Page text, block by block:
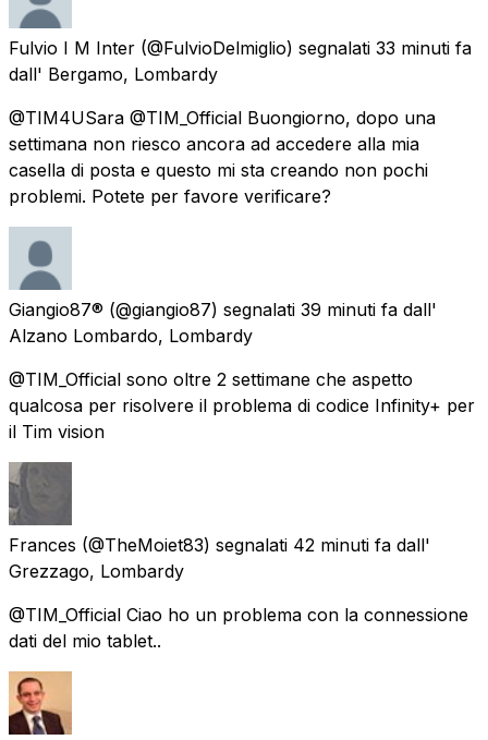
Fulvio I M Inter (@FulvioDelmiglio) segnalati 33 minuti fa
dall' Bergamo, Lombardy
@TIM4USara @TIM_Official Buongiorno, dopo una
settimana non riesco ancora ad accedere alla mia
casella di posta e questo mi sta creando non pochi
problemi. Potete per favore verificare?
Giangio87® (@giangio87) segnalati 39 minuti fa dall'
Alzano Lombardo, Lombardy
@TIM_Official sono oltre 2 settimane che aspetto
qualcosa per risolvere il problema di codice Infinity+ per
il Tim vision
Frances (@TheMoiet83) segnalati 42 minuti fa dall'
Grezzago, Lombardy
@TIM_Official Ciao ho un problema con la connessione
dati del mio tablet..